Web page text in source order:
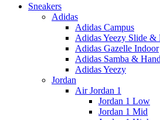
Sneakers
Adidas
Adidas Campus
Adidas Yeezy Slide &
Adidas Gazelle Indoor
Adidas Samba &
Adidas Yeezy
Jordan
Air Jordan 1
Jordan 1 Low
Jordan 1 Mid